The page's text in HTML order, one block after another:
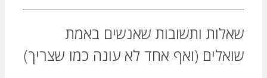
שאלות ותשובות שאנשים באמת
שואלים (ואף אחד לא עונה כמו שצריך)